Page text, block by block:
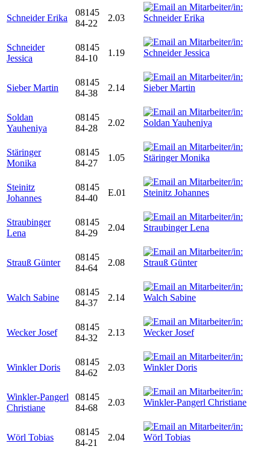
Schneider Erika
08145
84-22
2.03
Schneider
Jessica
08145
84-10
1.19
Sieber Martin
08145
84-38
2.14
Soldan
Yauheniya
08145
84-28
2.02
Stäringer
Monika
08145
84-27
1.05
Steinitz
Johannes
08145
84-40
E.01
Straubinger
Lena
08145
84-29
2.04
Strauß Günter
08145
84-64
2.08
Walch Sabine
08145
84-37
2.14
Wecker Josef
08145
84-32
2.13
Winkler Doris
08145
84-62
2.03
Winkler-Pangerl
Christiane
08145
84-68
2.03
Wörl Tobias
08145
84-21
2.04